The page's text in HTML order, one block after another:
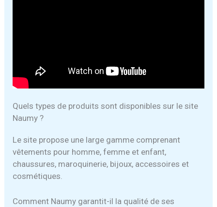
Quels types de produits sont disponibles sur le site
Naumy ?
Le site propose une large gamme comprenant
vêtements pour homme, femme et enfant,
chaussures, maroquinerie, bijoux, accessoires et
cosmétiques.
Comment Naumy garantit-il la qualité de ses